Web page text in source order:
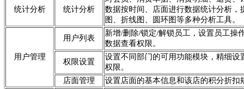
统计分析 统计分析
数据按时间、店面进行数据统计分析，
图、折线图、圆环图等多种分析工具。
用户管理
用户列表
新增/删除/锁定/解锁员工，设置员工操
数据查看权限。
权限设置
设置不同部门的可用功能模块，精细设
权限。
店面管理
设置店面的基本信息和该店的积分折扣